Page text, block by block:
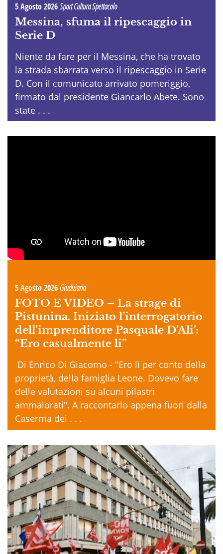
5 Agosto 2026Sport Cultura Spettacolo
Messina, sfuma il ripescaggio in
Serie D
Niente da fare per il Messina, che ha trovato
la strada sbarrata verso il ripescaggio in Serie
D. Con il comunicato arrivato pomeriggio,
firmato dal presidente Giancarlo Abete. Sono
state . . .
5 Agosto 2026 Giudiziaria
FOTO E VIDEO – La strage di
Pistunina. Iniziato l’interrogatorio
dell’imprenditore Pasquale D’Ali’:
“Ero casualmente li”
Di Enrico Di Giacomo - "Ero lì per conto della
proprietà, della famiglia Leone. Dovevo fare
delle valutazioni su alcuni pilastri
ammalorati". A raccontarlo appena fuori dalla
Caserma dei . . .